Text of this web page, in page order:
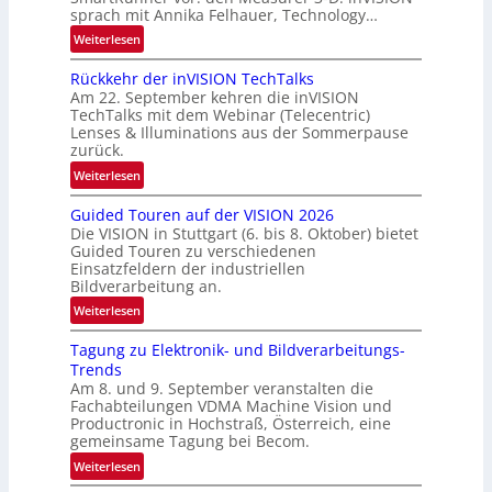
R
u
n
d
e
s
‘
sprach mit Annika Felhauer, Technology…
Weiterlesen:
U
n
b
e
g
r
e
z
t
e
M
ö
g
l
c
h
k
e
i
Rückkehr der inVISION TechTalks
Am 22. September kehren die inVISION
TechTalks mit dem Webinar (Telecentric)
Lenses & Illuminations aus der Sommerpause
zurück.
Weiterlesen:
R
ü
c
k
k
e
h
d
e
r
i
n
V
I
Guided Touren auf der VISION 2026
Die VISION in Stuttgart (6. bis 8. Oktober) bietet
Guided Touren zu verschiedenen
Einsatzfeldern der industriellen
Bildverarbeitung an.
Weiterlesen:
G
u
d
e
d
T
o
Tagung zu Elektronik- und Bildverarbeitungs-
Trends
Am 8. und 9. September veranstalten die
Fachabteilungen VDMA Machine Vision und
Productronic in Hochstraß, Österreich, eine
gemeinsame Tagung bei Becom.
Weiterlesen:
T